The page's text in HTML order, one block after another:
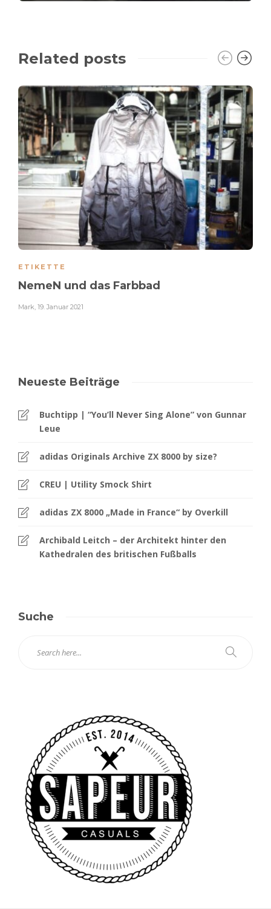
Related posts
ETIKETTE
NemeN und das Farbbad
Mark, 19. Januar 2021
Neueste Beiträge
Buchtipp | “You’ll Never Sing Alone” von Gunnar
Leue
adidas Originals Archive ZX 8000 by size?
CREU | Utility Smock Shirt
adidas ZX 8000 „Made in France“ by Overkill
Archibald Leitch – der Architekt hinter den
Kathedralen des britischen Fußballs
Suche